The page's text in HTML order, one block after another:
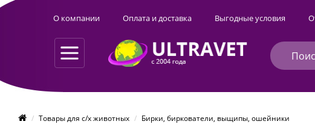
О компании Оплата и доставка Выгодные условия
Товары для с/х животных Бирки, биркователи, выщипы, ошейники